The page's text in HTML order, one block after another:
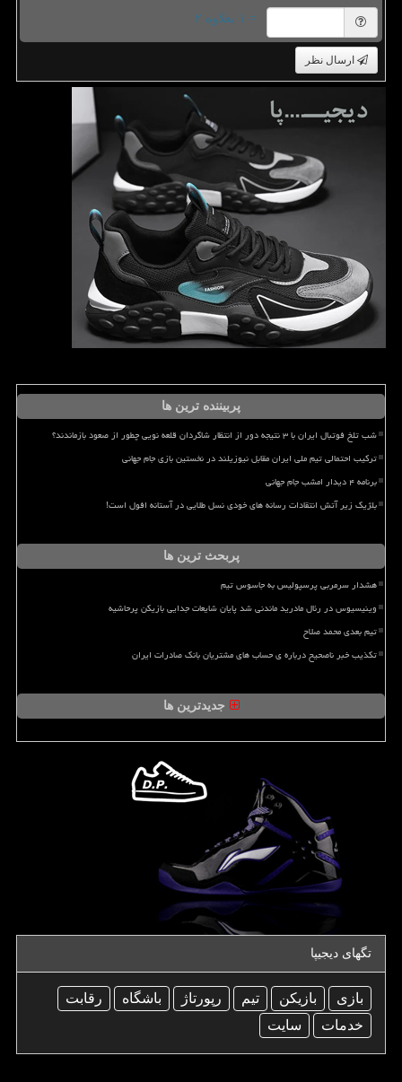
= ۱ بعلاوه ۲
ارسال نظر
پربیننده ترین ها
شب تلخ فوتبال ایران با ۳ نتیجه دور از انتظار شاگردان قلعه نویی چطور از صعود بازماندند؟
ترکیب احتمالی تیم ملی ایران مقابل نیوزیلند در نخستین بازی جام جهانی
برنامه ۴ دیدار امشب جام جهانی
بلژیک زیر آتش انتقادات رسانه های خودی نسل طلایی در آستانه افول است!
پربحث ترین ها
هشدار سرمربی پرسپولیس به جاسوس تیم
وینیسیوس در رئال مادرید ماندنی شد پایان شایعات جدایی بازیکن پرحاشیه
تیم بعدی محمد صلاح
تکذیب خبر ناصحیح درباره ی حساب های مشتریان بانک صادرات ایران
جدیدترین ها
تگهای دیجیپا
بازی بازیكن تیم رپورتاژ باشگاه
رقابت
خدمات
سایت